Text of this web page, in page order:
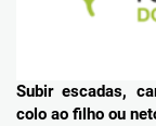
Subir escadas,
colo ao filho ou